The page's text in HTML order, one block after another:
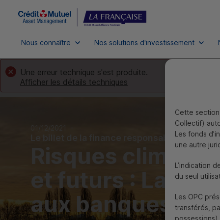
Nous connaître Nos solutions d'investissement
Une erreur technique s'est produite.
Afficher les détails techniques
01/12/2021
Le billet de la finance responsable
Risques
et futurs : La BCE
aux banques...
Cette
Collectif)
Les fonds
une autre
L’indication
du seul
Les OPC
transférés,